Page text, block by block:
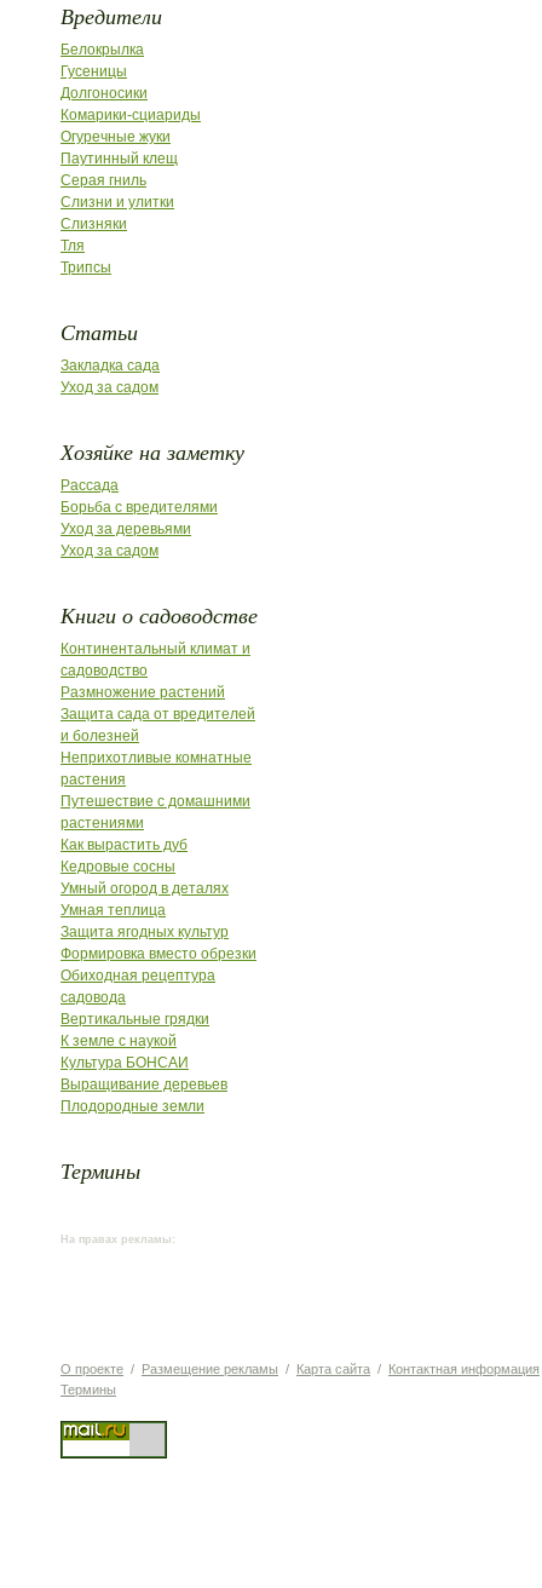
Вредители
Белокрылка
Гусеницы
Долгоносики
Комарики-сциариды
Огуречные жуки
Паутинный клещ
Серая гниль
Слизни и улитки
Слизняки
Тля
Трипсы
Статьи
Закладка сада
Уход за садом
Хозяйке на заметку
Рассада
Борьба с вредителями
Уход за деревьями
Уход за садом
Книги о садоводстве
Континентальный климат и
садоводство
Размножение растений
Защита сада от вредителей
и болезней
Неприхотливые комнатные
растения
Путешествие с домашними
растениями
Как вырастить дуб
Кедровые сосны
Умный огород в деталях
Умная теплица
Защита ягодных культур
Формировка вместо обрезки
Обиходная рецептура
садовода
Вертикальные грядки
К земле с наукой
Культура БОНСАИ
Выращивание деревьев
Плодородные земли
Термины
На правах рекламы:
О проекте / Размещение рекламы / Карта сайта / Контактная информация
Термины